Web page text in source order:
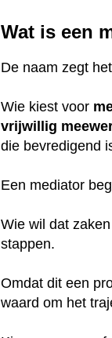
Wat is een
De naam zegt
Wie kiest voor
vrijwillig
die bevredigend
Een mediator
Wie wil dat
stappen.
Omdat dit een
waard om het